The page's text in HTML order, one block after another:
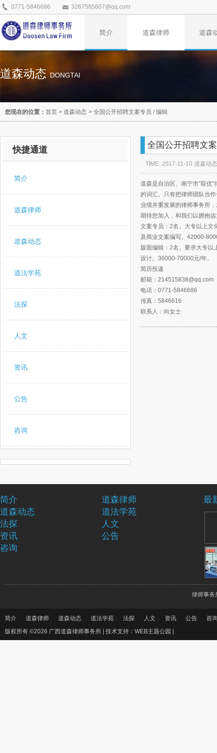
0771-5846686 3267585607@qq.com
简介 道森律师 道森
道森动态DONGTAI
您现在的位置： 首页 > 道森动态 > 全国公开招聘文案专员 / 编辑
快捷通道
简介
道森律师
道森动态
道法学苑
法探
人文
资讯
公告
咨询
全国公开招聘文
TIME: 2017-11-10 道森动态
道森是自治区、南宁市“双优
的词汇。只有把律师团队当
业绩并重发展的律师事务所
期待您加入，和我们以拥抱
文案专员：2名。大专以上文
及商业文案编写。42000-
版面编辑：2名。要求大专以
设计。36000-70000元/年。
简历投递
邮箱：214515838@qq.com
电话：0771-5846686
传真：5846616
联系人：向女士
简介
道森律师
道森动态
道法学苑
法探
人文
资讯
公告
咨询
最
律师事务
简介 道森律师 道森动态 道法学苑 法探 人文 资讯 公告
咨
版权所有 ©2026 广西道森律师事务所 | 技术支持：WEB主题公园